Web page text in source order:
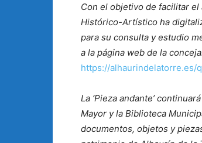
Con el objetivo de facilitar
Histórico-Artístico ha
para su consulta y estudio
a la página web de la
https://alhaurindelatorre.es/
La ‘Pieza andante’
Mayor y la Biblioteca
documentos, objetos y